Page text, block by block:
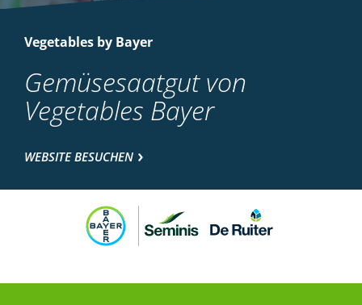
Vegetables by Bayer
Gemüsesaatgut von
Vegetables Bayer
WEBSITE BESUCHEN